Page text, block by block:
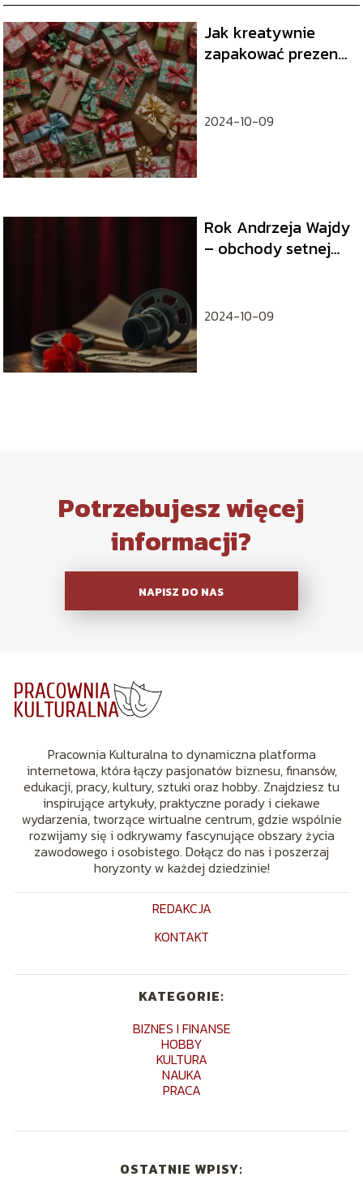
Jak kreatywnie
zapakować prezent?
2024-10-09
Rok Andrzeja Wajdy
– obchody setnej
2024-10-09
Potrzebujesz więcej
informacji?
NAPISZ DO NAS
Pracownia Kulturalna to dynamiczna platforma
internetowa, która łączy pasjonatów biznesu, finansów,
edukacji, pracy, kultury, sztuki oraz hobby. Znajdziesz tu
inspirujące artykuły, praktyczne porady i ciekawe
wydarzenia, tworzące wirtualne centrum, gdzie wspólnie
rozwijamy się i odkrywamy fascynujące obszary życia
zawodowego i osobistego. Dołącz do nas i poszerzaj
horyzonty w każdej dziedzinie!
REDAKCJA
KONTAKT
KATEGORIE:
BIZNES I FINANSE
HOBBY
KULTURA
NAUKA
PRACA
OSTATNIE WPISY: